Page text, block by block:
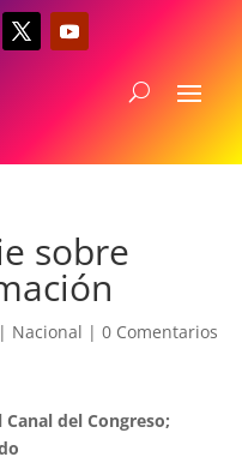
sobre
| Nacional |0 Comentarios
del Congreso;